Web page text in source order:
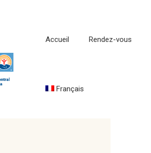
Accueil Rendez-vous
Français